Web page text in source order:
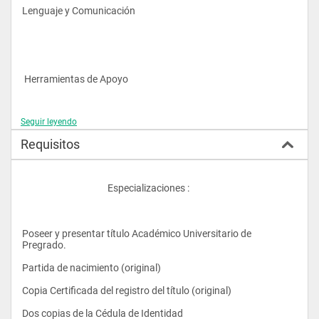
industriales.
integral, eficiente y efectiva, en su función de soporte principal
de los procesos de tomas de decisiones.
habilidades, destrezas y actividades requeridas para
desempeñarse efectivamente como Ingeniero.
Integrar equipos interdisciplinarios, presentado el soporte de
Lenguaje y Comunicación
Herramientas de Apoyo
Ingles II
Seguir leyendo
Requisitos
					Especializaciones :
Poseer y presentar título Académico Universitario de
Pregrado.
Partida de nacimiento (original)
Copia Certificada del registro del título (original)
Dos copias de la Cédula de Identidad